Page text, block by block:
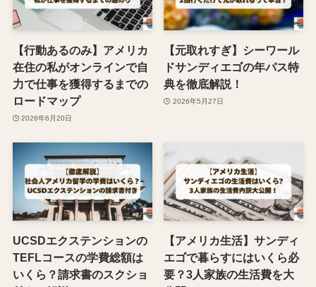
【行動あるのみ】アメリカ
在住の私がオンラインで自
力で仕事を獲得するまでの
ロードマップ
2026年6月20日
【元取れすぎ】シーワール
ドサンディエゴの年パス特
典を徹底解説！
2026年5月27日
UCSDエクステンションの
TEFLコースの学費総額は
いくら？請求書のスクショ
【アメリカ生活】サンディ
エゴで暮らすにはいくら必
要？3人家族の生活費を大